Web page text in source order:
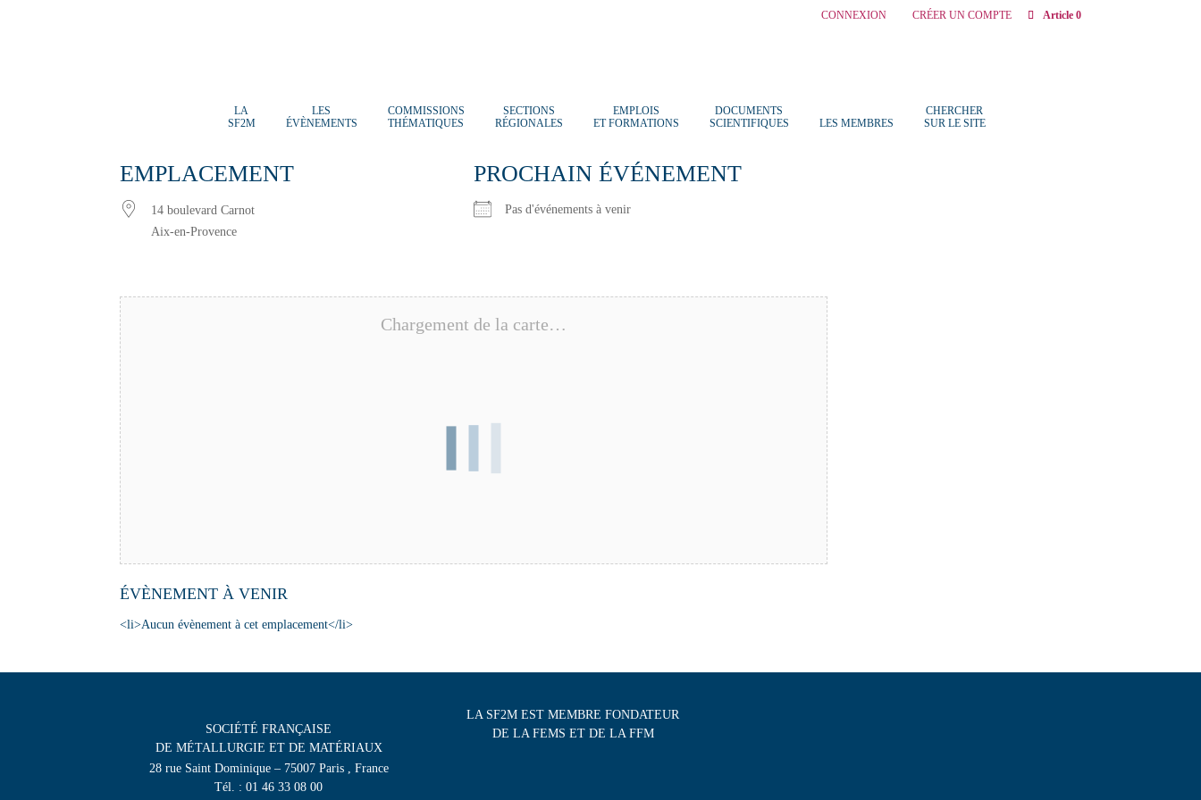
CONNEXION CRÉER UN COMPTE Article 0
LA
SF2M
LES
ÉVÈNEMENTS
COMMISSIONS
THÉMATIQUES
SECTIONS
RÉGIONALES
EMPLOIS
ET FORMATIONS
DOCUMENTS
SCIENTIFIQUES
LES MEMBRES
CHERCHER
SUR LE SITE
EMPLACEMENT
14 boulevard Carnot
Aix-en-Provence
PROCHAIN ÉVÉNEMENT
Pas d'événements à venir
Chargement de la carte…
ÉVÈNEMENT À VENIR
<li>Aucun évènement à cet emplacement</li>
SOCIÉTÉ FRANÇAISE
DE MÉTALLURGIE ET DE MATÉRIAUX
28 rue Saint Dominique – 75007 Paris , France
Tél. : 01 46 33 08 00
LA SF2M EST MEMBRE FONDATEUR
DE LA FEMS ET DE LA FFM